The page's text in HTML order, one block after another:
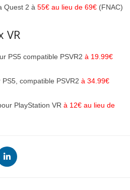
Quest 2 à 55€ au lieu de 69€ (FNAC)
VR
PS5 compatible PSVR2 à 19.99€
PS5, compatible PSVR2 à 34.99€
PlayStation VR à 12€ au lieu de